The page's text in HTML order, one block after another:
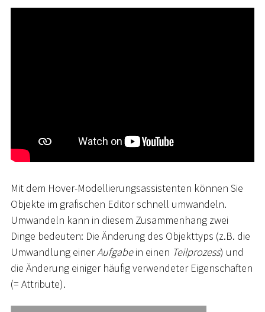
Mit dem Hover-Modellierungsassistenten können Sie
Objekte im grafischen Editor schnell umwandeln.
Umwandeln kann in diesem Zusammenhang zwei
Dinge bedeuten: Die Änderung des Objekttyps (z.B. die
Umwandlung einerAufgabein einen Teilprozess) und
die Änderung einiger häufig verwendeter Eigenschaften
(= Attribute).